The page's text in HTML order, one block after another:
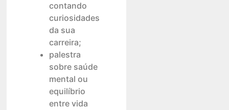
contando
curiosidades
da sua
carreira;
palestra
sobre saúde
mental ou
equilíbrio
entre vida